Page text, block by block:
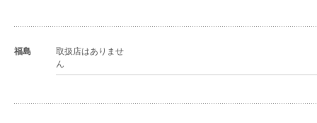
福島
取扱店はありませ
ん